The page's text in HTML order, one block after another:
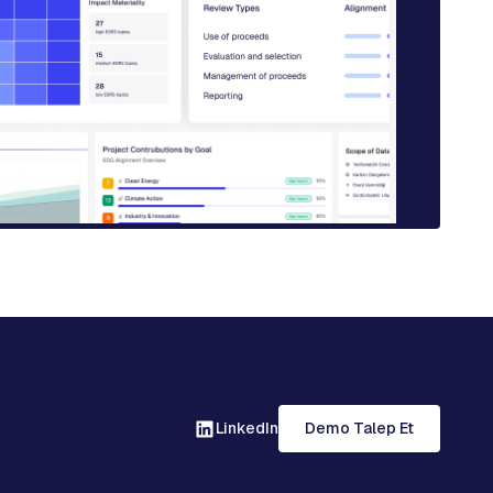
LinkedIn Demo Talep Et